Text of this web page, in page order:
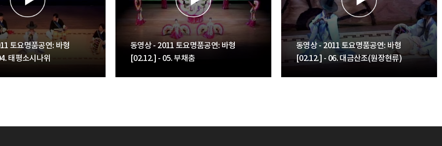
토요명품공연: 바형
태평소시나위
동영상 - 2011 토요명품공연: 바형
[02.12.] - 05. 부채춤
동영상 - 2011 토요명품공연: 바형
[02.12.] - 06. 대금산조(원장현류)